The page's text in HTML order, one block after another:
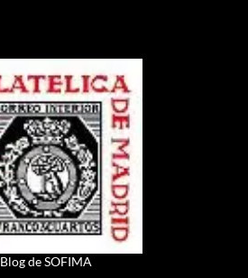
Blog de SOFIMA